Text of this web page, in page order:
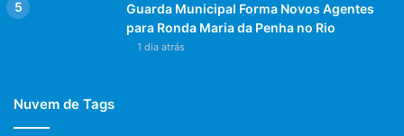
Guarda Municipal Forma Novos Agentes
para Ronda Maria da Penha no Rio
1 dia atrás
Nuvem de Tags